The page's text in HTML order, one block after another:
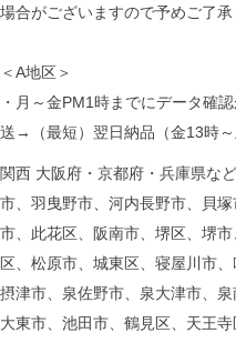
場合がございますので予めご了承
＜A地区＞
・月～金PM1時までにデータ確
送→（最短）翌日納品（金13時～
関西 大阪府・京都府・兵庫県な
市、羽曳野市、河内長野市、貝
市、此花区、阪南市、堺区、堺
区、松原市、城東区、寝屋川市
摂津市、泉佐野市、泉大津市、
大東市、池田市、鶴見区、天王